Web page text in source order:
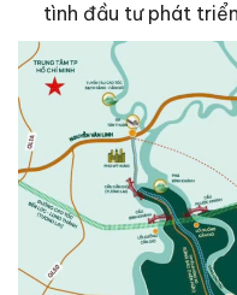
tình đầu tư phát